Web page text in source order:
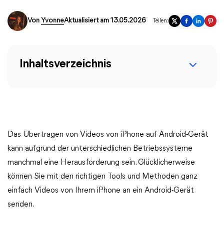
Von YvonneAktualisiert am 13.05.2026 Teilen:
Inhaltsverzeichnis
Das Übertragen von Videos von iPhone auf Android-Gerät
kann aufgrund der unterschiedlichen Betriebssysteme
manchmal eine Herausforderung sein. Glücklicherweise
können Sie mit den richtigen Tools und Methoden ganz
einfach Videos von Ihrem iPhone an ein Android-Gerät
senden.